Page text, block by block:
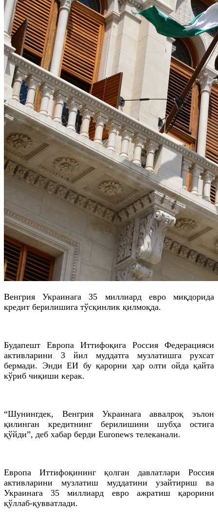
Венгрия Украинага 35 миллиард евро миқдорида
кредит берилишига тўсқинлик қилмоқда.
Будапешт Европа Иттифоқига Россия Федерацияси
активларини 3 йил муддатга музлатишга рухсат
бермади. Энди ЕИ бу қарорни ҳар олти ойда қайта
кўриб чиқиши керак.
“Шунингдек, ВенгрияУкраинага аввалроқ эълон
қилинган кредитнинг берилишини шубҳа остига
қўйди”, деб хабар берди Euronews телеканали.
Европа Иттифоқининг қолган давлатлари Россия
активларини музлатиш муддатини узайтириш ва
Украинага 35 миллиард евро ажратиш қарорини
қўллаб-қувватлади.